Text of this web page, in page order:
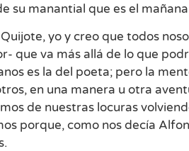
su manantial que es el
yo y creo que todos
que va más allá de lo que
es la del poeta; pero la
en una manera u otra
de nuestras locuras
porque, como nos decía